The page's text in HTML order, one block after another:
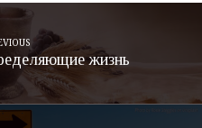
жизнь